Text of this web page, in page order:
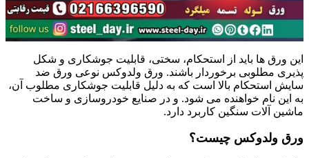
این ورق ها باید از استحکام، سختی، قابلیت جوشکاری و شکل
پذیری مطلوبی برخوردار باشند. ورق ولدوکس نوعی ورق ضد
سایش استحکام بالا است که به دلیل قابلیت جوشکاری مطلوب آن،
به این نام خواهنده می شود. و در صنایع خودروسازی و ساخت
ماشین آلات سنگین کاربرد دارد.
ورق ولدوکس چیست؟